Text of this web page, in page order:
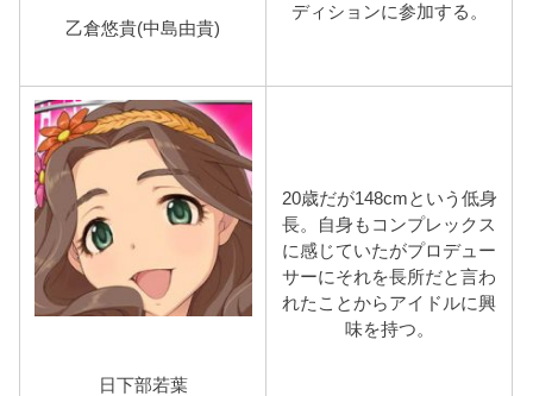
乙倉悠貴(中島由貴)
ディションに参加する。
日下部若葉
20歳だが148cmという低身
長。自身もコンプレックス
に感じていたがプロデュー
サーにそれを長所だと言わ
れたことからアイドルに興
味を持つ。